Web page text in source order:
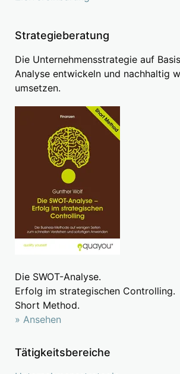
Strategieberatung
Die Unternehmensstrategie auf
Analyse entwickeln und nachhaltig
umsetzen.
Die SWOT-Analyse.
Erfolg im strategischen Controlling.
Short Method.
» Ansehen
Tätigkeitsbereiche